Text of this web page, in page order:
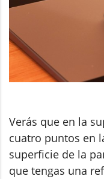
Verás que en la
cuatro puntos en
superficie de la
que tengas una